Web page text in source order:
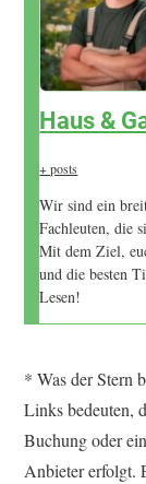
Haus &
+ posts
Wir sind ein
Fachleuten, die
Mit dem Ziel,
und die besten
Lesen!
* Was der Stern
Links bedeuten,
Buchung oder
Anbieter erfolgt.